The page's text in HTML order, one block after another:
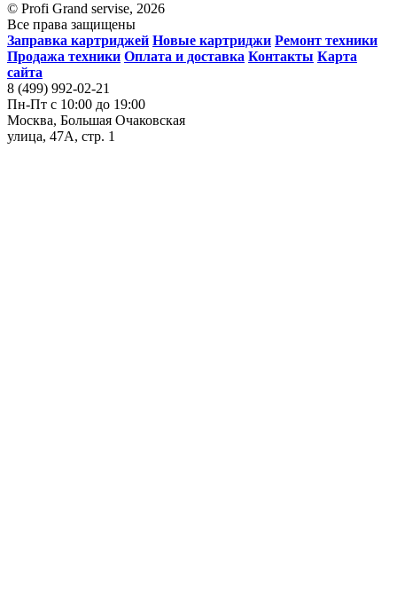
© Profi Grand servise, 2026
Все права защищены
Заправка картриджей Новые картриджи Ремонт техники
Продажа техники Оплата и доставка Контакты Карта
сайта
8 (499) 992-02-21
Пн-Пт с 10:00 до 19:00
Москва, Большая Очаковская
улица, 47А, стр. 1